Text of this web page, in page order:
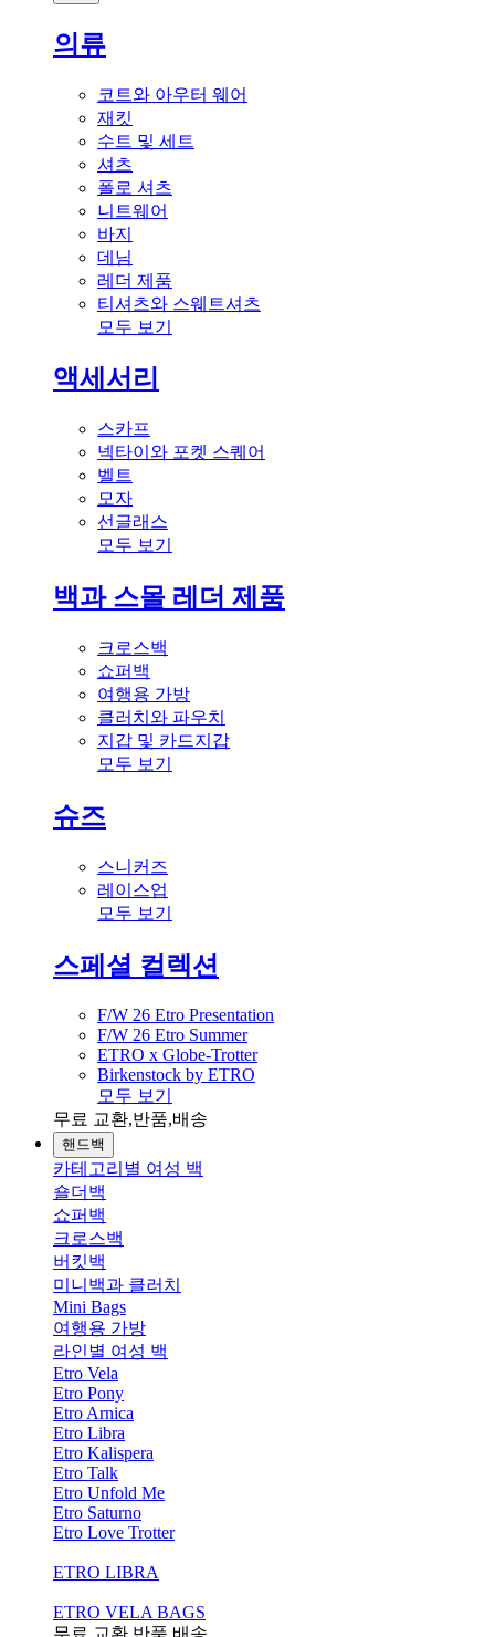
의류
코트와 아우터 웨어
재킷
수트 및 세트
셔츠
폴로 셔츠
니트웨어
바지
데님
레더 제품
티셔츠와 스웨트셔츠
모두 보기
액세서리
스카프
넥타이와 포켓 스퀘어
벨트
모자
선글래스
모두 보기
백과 스몰 레더 제품
크로스백
쇼퍼백
여행용 가방
클러치와 파우치
지갑 및 카드지갑
모두 보기
슈즈
스니커즈
레이스업
모두 보기
스페셜 컬렉션
F/W 26 Etro Presentation
F/W 26 Etro Summer
ETRO x Globe-Trotter
Birkenstock by ETRO
모두 보기
무료 교환,반품,배송
핸드백
카테고리별 여성 백
숄더백
쇼퍼백
크로스백
버킷백
미니백과 클러치
Mini Bags
여행용 가방
라인별 여성 백
Etro Vela
Etro Pony
Etro Arnica
Etro Libra
Etro Kalispera
Etro Talk
Etro Unfold Me
Etro Saturno
Etro Love Trotter
ETRO LIBRA
ETRO VELA BAGS
무료 교환,반품,배송